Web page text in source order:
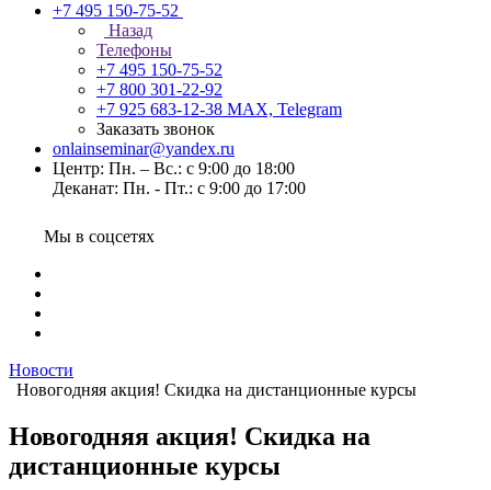
+7 495 150-75-52
Назад
Телефоны
+7 495 150-75-52
+7 800 301-22-92
+7 925 683-12-38 MAX, Telegram
Заказать звонок
onlainseminar@yandex.ru
Центр: Пн. – Вс.: с 9:00 до 18:00
Деканат: Пн. - Пт.: с 9:00 до 17:00
Мы в соцсетях
Новости
Новогодняя акция! Скидка на дистанционные курсы
Новогодняя акция! Скидка на
дистанционные курсы